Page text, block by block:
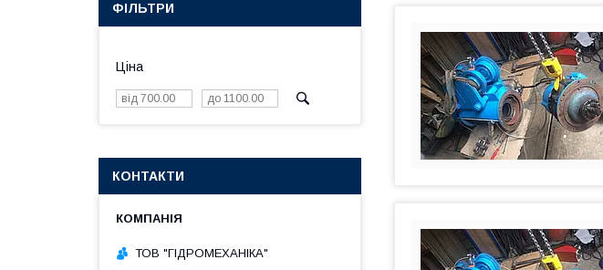
ФІЛЬТРИ
Ціна
КОНТАКТИ
ТОВ "ГІДРОМЕХАНІКА"